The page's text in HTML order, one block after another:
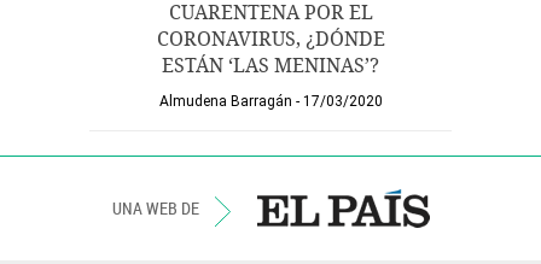
CUARENTENA POR EL
CORONAVIRUS, ¿DÓNDE
ESTÁN ‘LAS MENINAS’?
Almudena Barragán 17/03/2020
UNA WEB DE